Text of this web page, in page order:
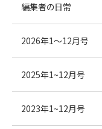
編集者の日常
2026年1〜12月号
2025年1~12月号
2023年1~12月号